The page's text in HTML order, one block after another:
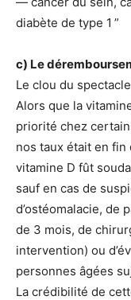
diabète de type 1 ”
c) Le
Le clou du
Alors que la
priorité chez
nos taux était en fin
vitamine D fût
sauf en cas de
d’ostéomalacie, de
de 3 mois, de
intervention) ou
personnes âgées
La crédibilité de